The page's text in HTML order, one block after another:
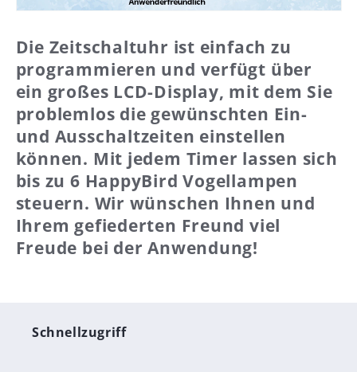
Die Zeitschaltuhr ist einfach zu
programmieren und verfügt über
ein großes LCD-Display, mit dem Sie
problemlos die gewünschten Ein-
und Ausschaltzeiten einstellen
können. Mit jedem Timer lassen sich
bis zu 6 HappyBird Vogellampen
steuern. Wir wünschen Ihnen und
Ihrem gefiederten Freund viel
Freude bei der Anwendung!
Schnellzugriff